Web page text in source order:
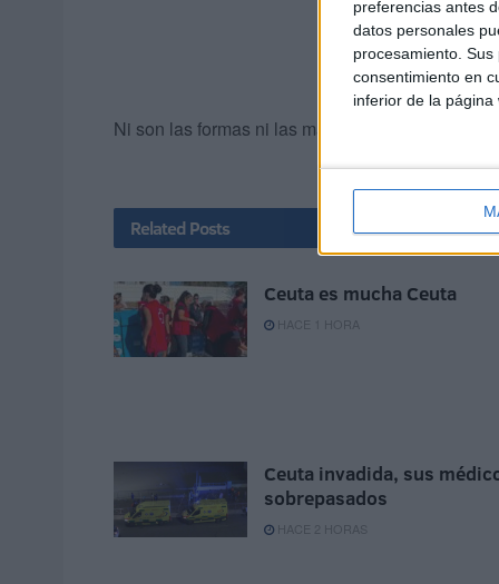
preferencias antes
datos personales
procesamiento.
consentimiento en
inferior de la página
Ni son las formas ni las maneras de ejecutar
Related Posts
Ceuta es mucha Ceuta
HACE 1 HORA
Ceuta invadida, sus
sobrepasados
HACE 2 HORAS